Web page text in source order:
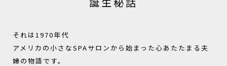
それは1970年代
アメリカの小さなSPAサロンから始まった心あたたまる夫
婦の物語です。